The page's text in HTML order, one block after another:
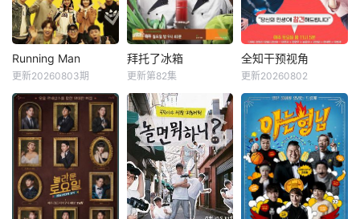
了解多少？今天孩
子和谁见面了，又
发生了什么样的故
事？孩子今天怎么
满面愁容，又为什
通过这个节目家长
对这些问题会有更
深的思考。
人秀，描绘6个男
人横冲直撞背包旅
行的旅行综艺节
目。 该节
目于2007年8月5
月两天一夜第三季
结束后，于2019年
12月8日播出第四
季。 节目每周
日下午6点30分
（韩国时间）播
出。
李光洙
Running Man是韩
国SBS电视台周末
娱乐节目《星期天
真好》新的版块，
是韩国著名主持人
刘在石自“家族诞
Running Man
更新20260803期
拜托了冰箱
郑佳恩
《拜托了冰箱》节
目方式是嘉宾和自
己家里的冰箱一起
到节目现场，六位
厨师直接使用冰箱
里的原材料，用最
拜托了冰箱
更新第82集
全知干预视角
全炫茂
《全知干预视角 》
为韩国MBC于201
7年11月29日与30
日，试播的全新综
艺节目，由李英
子、金生珉、全炫
全知干预视角
更新20260802